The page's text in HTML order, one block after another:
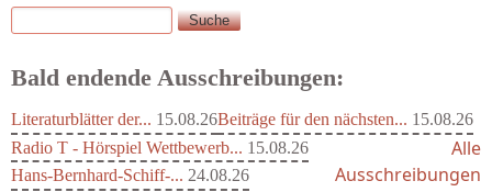
Suchformular
Suche
Bald endende Ausschreibungen:
Literaturblätter der... 15.08.26Beiträge für den nächsten... 15.08.26
Radio T - Hörspiel Wettbewerb... 15.08.26
Hans-Bernhard-Schiff-... 24.08.26
Alle
Ausschreibungen